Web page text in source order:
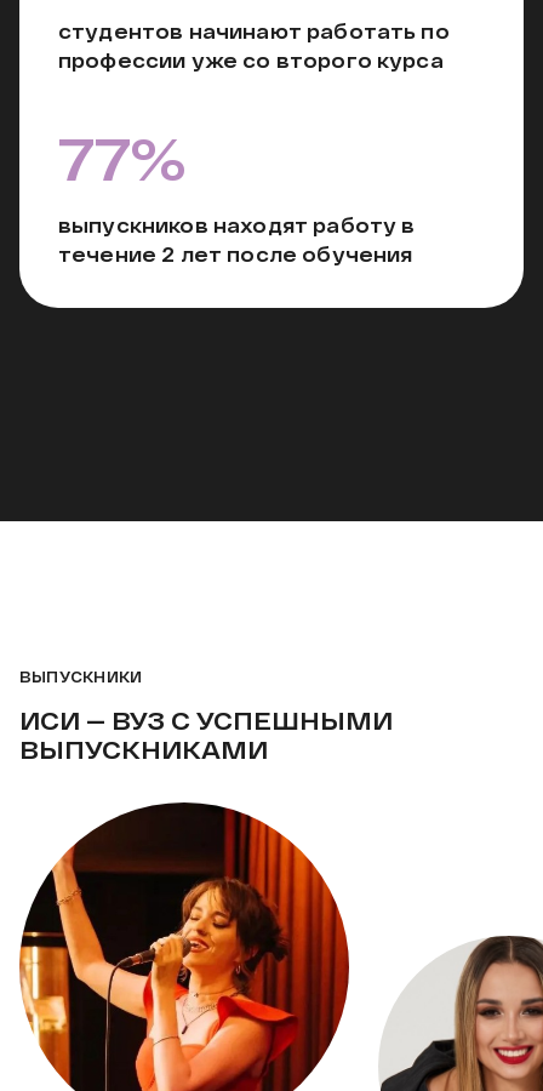
студентов начинают работать по
профессии уже со второго курса
77%
выпускников находят работу в
течение 2 лет после обучения
ВЫПУСКНИКИ
ИСИ — ВУЗ С УСПЕШНЫМИ
ВЫПУСКНИКАМИ